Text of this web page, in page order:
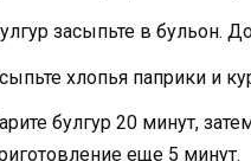
засыпьте в бульон.
хлопья паприки и
булгур 20 минут,
еще 5 минут.